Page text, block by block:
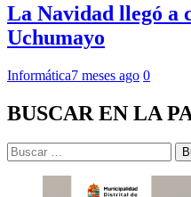
La Navidad llegó a
Uchumayo
Informática7 meses ago 0
BUSCAR EN LA
Buscar: